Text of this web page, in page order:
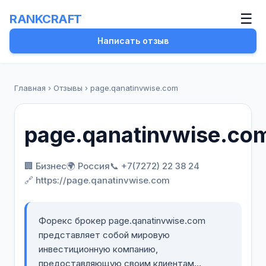
RANKCRAFT ☰
Написать отзыв
Главная › Отзывы › page.qanatinvwise.com
🏢 Бизнес🌍 Россия📞 +7(7272) 22 38 24
🔗 https://page.qanatinvwise.com
Форекс брокер page.qanatinvwise.com
представляет собой мировую
инвестиционную компанию,
предоставляющую своим клиентам